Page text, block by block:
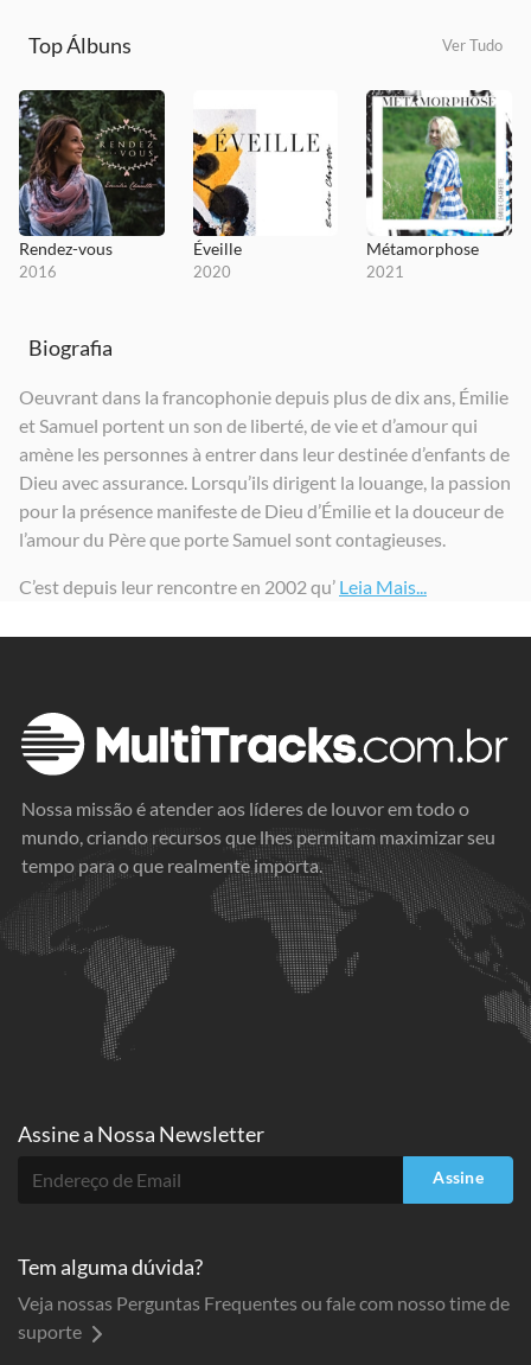
Top Álbuns Ver Tudo
Rendez-vous
2016
Éveille
2020
Métamorphose
2021
2014
Tu es merveilleux
2008
Émilie Charette
2003
Biografia
Oeuvrant dans la francophonie depuis plus de dix ans, Émilie
et Samuel portent un son de liberté, de vie et d’amour qui
amène les personnes à entrer dans leur destinée d’enfants de
Dieu avec assurance. Lorsqu’ils dirigent la louange, la passion
pour la présence manifeste de Dieu d’Émilie et la douceur de
l’amour du Père que porte Samuel sont contagieuses.
C’est depuis leur rencontre en 2002 qu’ Leia Mais...
Nossa missão é atender aos líderes de louvor em todo o
mundo, criando recursos que lhes permitam maximizar seu
tempo para o que realmente importa.
Assine a Nossa Newsletter
Assine
Tem alguma dúvida?
Veja nossas Perguntas Frequentes ou fale com nosso time de
suporte